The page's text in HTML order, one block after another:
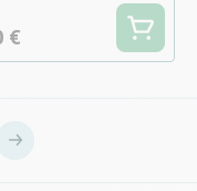
€
actuellement la page